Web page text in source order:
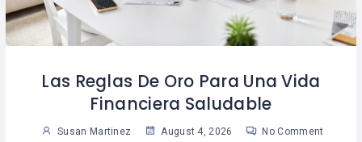
Las Reglas De Oro Para Una Vida
Financiera Saludable
Susan Martinez August 4, 2026 No Comment